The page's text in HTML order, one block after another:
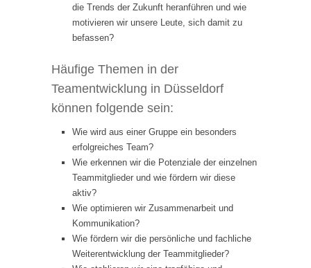
die Trends der Zukunft heranführen und wie
motivieren wir unsere Leute, sich damit zu
befassen?
Häufige Themen in der
Teamentwicklung in Düsseldorf
können folgende sein:
Wie wird aus einer Gruppe ein besonders
erfolgreiches Team?
Wie erkennen wir die Potenziale der einzelnen
Teammitglieder und wie fördern wir diese
aktiv?
Wie optimieren wir Zusammenarbeit und
Kommunikation?
Wie fördern wir die persönliche und fachliche
Weiterentwicklung der Teammitglieder?